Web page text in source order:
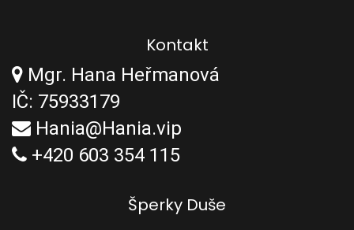
Kontakt
Mgr. Hana Heřmanová
IČ: 75933179
Hania@Hania.vip
+420 603 354 115
Šperky Duše